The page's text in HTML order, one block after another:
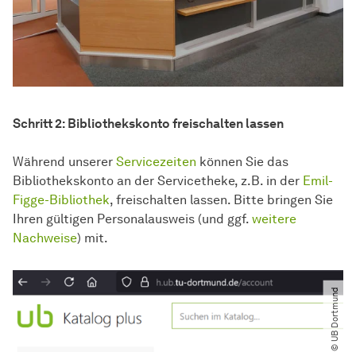
Schritt 2: Bibliothekskonto freischalten lassen
Während unserer Servicezeiten können Sie das
Bibliothekskonto an der Servicetheke, z.B. in der Emil-
Figge-Bibliothek, freischalten lassen. Bitte bringen Sie
Ihren gültigen Personalausweis (und ggf. weitere
Nachweise) mit.
© UB Dortmund